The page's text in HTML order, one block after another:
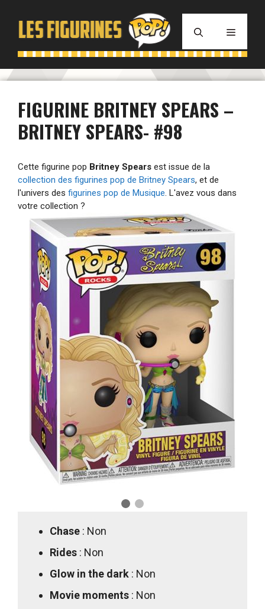
contenu
MENU
FIGURINE BRITNEY SPEARS –
BRITNEY SPEARS- #98
Cette figurine pop Britney Spears est issue de la
collection des figurines pop de Britney Spears, et de
l'univers des figurines pop de Musique. L'avez vous dans
votre collection ?
Chase : Non
Rides : Non
Glow in the dark : Non
Movie moments : Non